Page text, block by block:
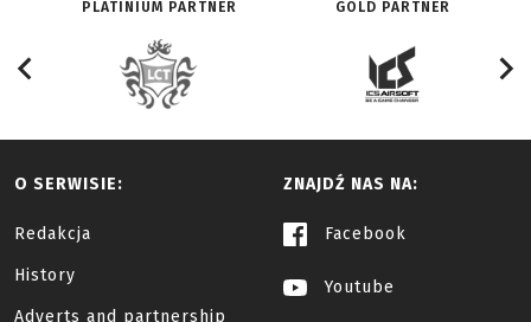
PLATINIUM PARTNER GOLD PARTNER
O SERWISIE:
Redakcja
History
Adverts and partnership
ZNAJDŹ NAS NA:
Facebook
Youtube